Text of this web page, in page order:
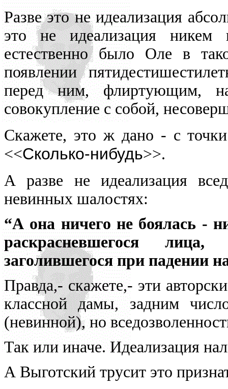
Разве это не идеализация
это не идеализация никем
естественно было Оле в
появлении
перед ним, флиртующим,
совокупление с собой,
Скажете, это ж дано - с
<<Сколько-нибудь>>.
А разве не идеализация
невинных шалостях:
“А она ничего не боялась -
раскрасневшегося
заголившегося при падении
Правда,- скажете,- эти
классной дамы, задним
(невинной), но
Так или иначе. Идеализация
А Выготский трусит это